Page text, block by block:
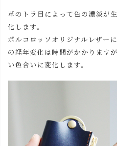
革のトラ目によって色の濃淡が
化します。
ポルコロッソオリジナルレザー
の経年変化は時間がかかります
い色合いに変化します。